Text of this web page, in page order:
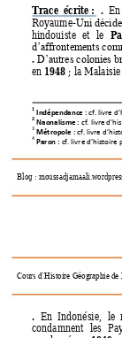
Blog :
Trace écrite : . En
Royaume-Uni
hindouiste et le
d’affrontements
. D’autres colonies
en 1948 ; la Malaisie
1
Indépendance : cf. livre
2 Nationalisme : cf. livre
3 Métropole : cf. livre
4 Partition : cf. livre d’histoire
Cours d’Histoire Géographie
. En Indonésie, le
condamnent les